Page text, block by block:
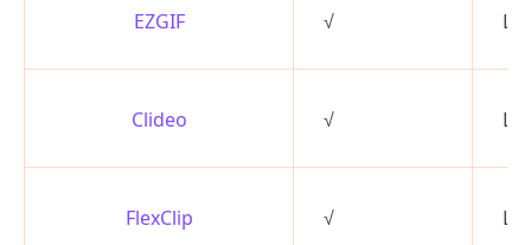
EZGIF √
Clideo √
FlexClip √